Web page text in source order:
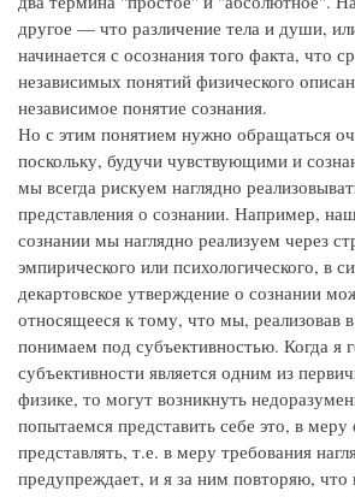
другое — что различение тела и души,
начинается с осознания того факта, что
независимых понятий физического
независимое понятие сознания.
Но с этим понятием нужно обращаться
поскольку, будучи чувствующими и
мы всегда рискуем наглядно
представления о сознании. Например,
сознании мы наглядно реализуем через
эмпирического или психологического, в
декартовское утверждение о сознании
относящееся к тому, что мы, реализовав
понимаем под субъективностью. Когда я
субъективности является одним из
физике, то могут возникнуть
попытаемся представить себе это, в меру
представлять, т.е. в меру требования
предупреждает, и я за ним повторяю, что